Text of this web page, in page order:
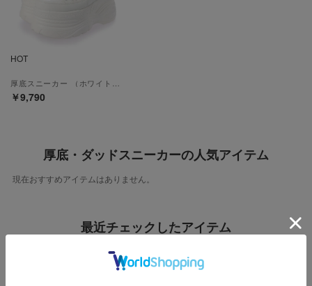
HOT
￥9,790
厚底・ダッドスニーカーの人気アイテム
現在おすすめアイテムはありません。
最近チェックしたアイテム
最近チェックしたアイテムはありません。